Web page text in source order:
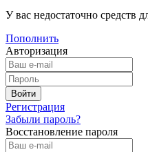
У вас недостаточно средств
Пополнить
Авторизация
Регистрация
Забыли пароль?
Восстановление пароля